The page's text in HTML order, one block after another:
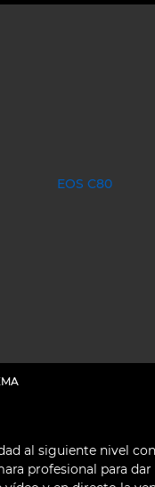
al siguiente nivel
profesional para dar